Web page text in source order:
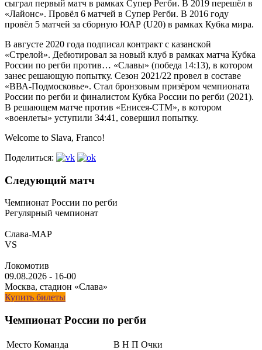
сыграл первый матч в рамках Супер Регби. В 2019 перешёл в
«Лайонс». Провёл 6 матчей в Супер Регби. В 2016 году
провёл 5 матчей за сборную ЮАР (U20) в рамках Кубка мира.
В августе 2020 года подписал контракт с казанской
«Стрелой». Дебютировал за новый клуб в рамках матча Кубка
России по регби против… «Славы» (победа 14:13), в котором
занес решающую попытку. Сезон 2021/22 провел в составе
«ВВА-Подмосковье». Стал бронзовым призёром чемпионата
России по регби и финалистом Кубка России по регби (2021).
В решающем матче против «Енисея-СТМ», в котором
«военлеты» уступили 34:41, совершил попытку.
Welcome to Slava, Franco!
Поделиться:
Следующий матч
Чемпионат России по регби
Регулярный чемпионат
Слава-МАР
VS
Локомотив
09.08.2026 - 16-00
Москва, стадион «Слава»
Купить билеты
Чемпионат России по регби
Место Команда В Н П Очки